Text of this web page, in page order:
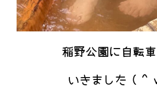
稲野公園に自転
いきました（